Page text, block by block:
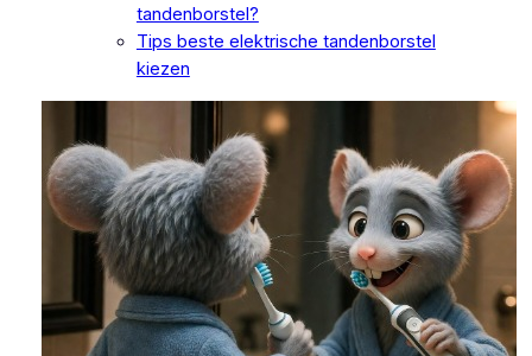
tandenborstel?
Tips beste elektrische tandenborstel
kiezen